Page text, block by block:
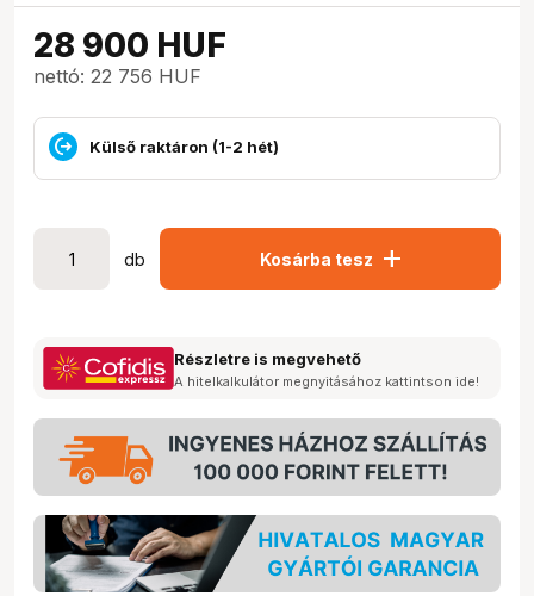
28 900 HUF
nettó: 22 756 HUF
Külső raktáron (1-2 hét)
db Kosárba tesz add
Részletre is megvehető
A hitelkalkulátor megnyitásához kattintson ide!